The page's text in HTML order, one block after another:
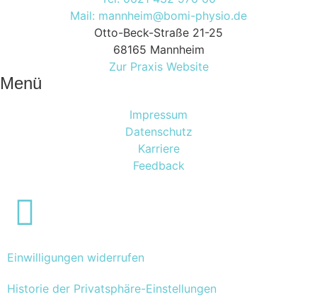
Mail: mannheim@bomi-physio.de
Otto-Beck-Straße 21-25
68165 Mannheim
Zur Praxis Website
Menü
Impressum
Datenschutz
Karriere
Feedback
Historie der Privatsphäre-Einstellungen
Einwilligungen widerrufen